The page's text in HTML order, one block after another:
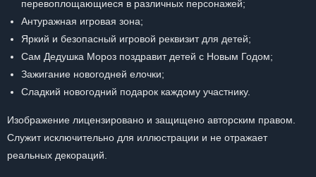
перевоплощающиеся в различных персонажей;
Антуражная игровая зона;
Яркий и безопасный игровой реквизит для детей;
Сам Дедушка Мороз поздравит детей с Новым Годом;
Зажигание новогодней елочки;
Сладкий новогодний подарок каждому участнику.
Изображение лицензировано и защищено авторским правом.
Служит исключительно для иллюстрации и не отражает
реальных декораций.